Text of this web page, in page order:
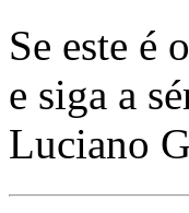
Se este é
e siga a
Luciano